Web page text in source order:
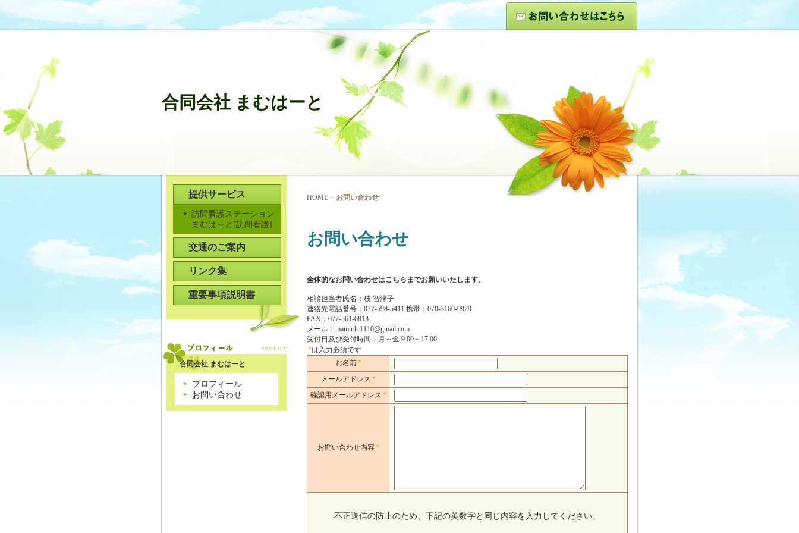
合同会社 まむはーと
提供サービス
訪問看護ステーション
まむは～と[訪問看護]
交通のご案内
リンク集
重要事項説明書
合同会社 まむはーと
プロフィール
お問い合わせ
HOME > お問い合わせ
お問い合わせ
全体的なお問い合わせはこちらまでお願いいたします。
相談担当者氏名：枝 智津子
連絡先電話番号：077-598-5411 携帯：070-3160-9929
FAX：077-561-6813
メール：mamu.h.1110@gmail.com
受付日及び受付時間：月～金 9:00～17:00
*は入力必須です
お名前*
メールアドレス *
確認用メールアドレス *
お問い合わせ内容*
不正送信の防止のため、下記の英数字と同じ内容を入力してください。